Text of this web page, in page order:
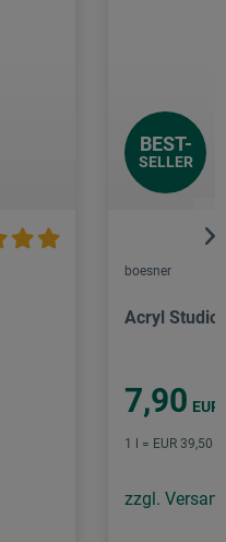
BEST-
SELLER
boesner
Acryl Studio
7,90 EUR
1 l = EUR 39,50
zzgl.